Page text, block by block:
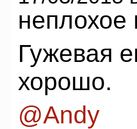
неплохое
Гужевая
хорошо.
@Andy